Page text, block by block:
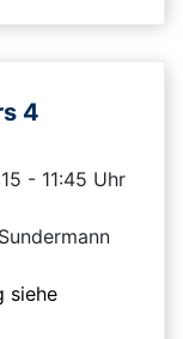
4
- 11:45 Uhr
siehe